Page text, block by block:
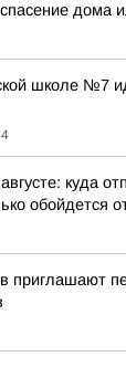
спасение дома
школе №7
куда
обойдется
приглашают